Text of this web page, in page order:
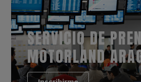
SERVICIO DE
MOTORLAND